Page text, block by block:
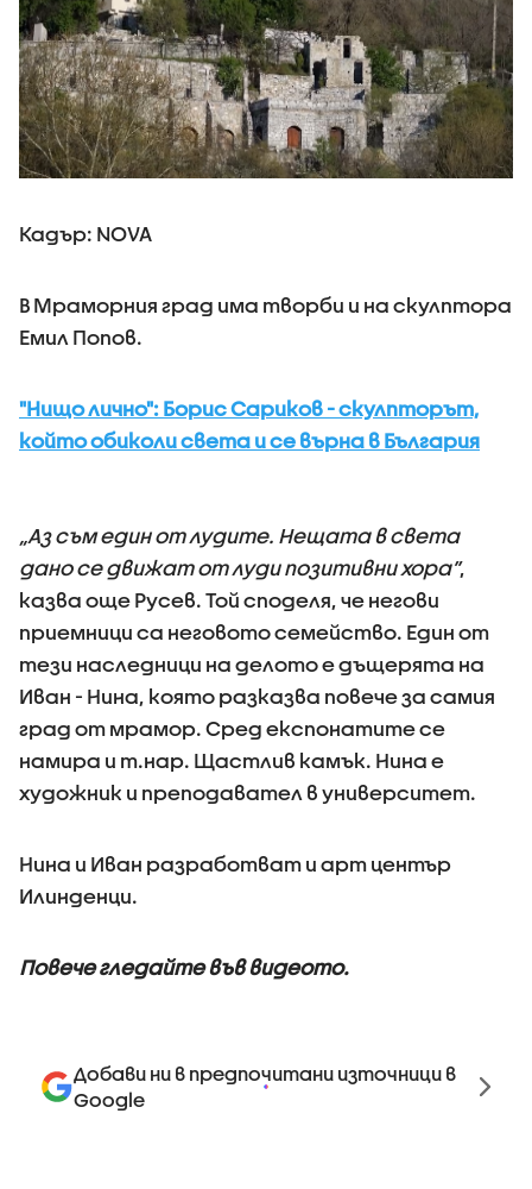
Кадър: NOVA
В Мраморния град има творби и на скулптора
Емил Попов.
"Нищо лично": Борис Сариков - скулпторът,
който обиколи света и се върна в България
„Аз съм един от лудите. Нещата в света
дано се движат от луди позитивни хора”,
казва още Русев. Той споделя, че негови
приемници са неговото семейство. Един от
тези наследници на делото е дъщерята на
Иван - Нина, която разказва повече за самия
град от мрамор. Сред експонатите се
намира и т.нар. Щастлив камък. Нина е
художник и преподавател в университет.
Нина и Иван разработват и арт център
Илинденци.
Повече гледайте във видеото.
Добави ни в предпочитани източници в
Google